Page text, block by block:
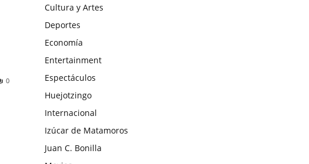
0
Cultura y Artes
Deportes
Economía
Entertainment
Espectáculos
Huejotzingo
Internacional
Izúcar de Matamoros
Juan C. Bonilla